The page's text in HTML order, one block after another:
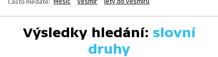
Výsledky hledání: slovní
druhy